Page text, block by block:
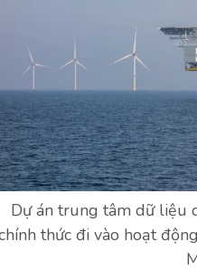
Dự án trung tâm dữ liệu
thức đi vào hoạt